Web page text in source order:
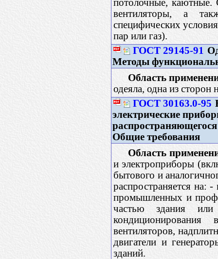
потолочные, каютные.
вентиляторы, а
специфических
пар или газ).
ГОСТ 29145-91
Методы
Область
одеяла, одна из
ГОСТ 30163.0-95
электрические
Общие требования
Область
и электроприборы
бытового и
распространяется на:
промышленных и
частью здания
вентиляторов,
двигатели и
зданий.